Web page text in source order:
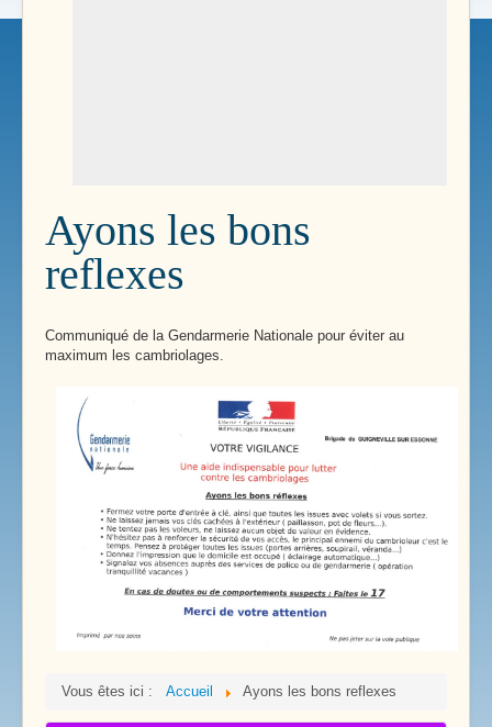
Ayons les bons
reflexes
Communiqué de la Gendarmerie Nationale pour éviter au
maximum les cambriolages.
Vous êtes ici : Accueil Ayons les bons reflexes